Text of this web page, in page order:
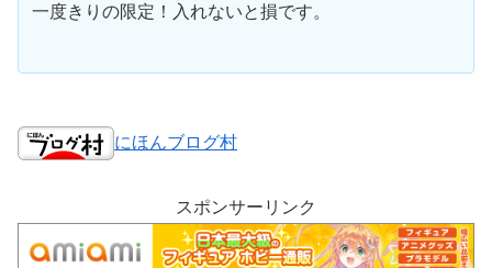
一度きりの限定！入れないと損です。
にほんブログ村
スポンサーリンク